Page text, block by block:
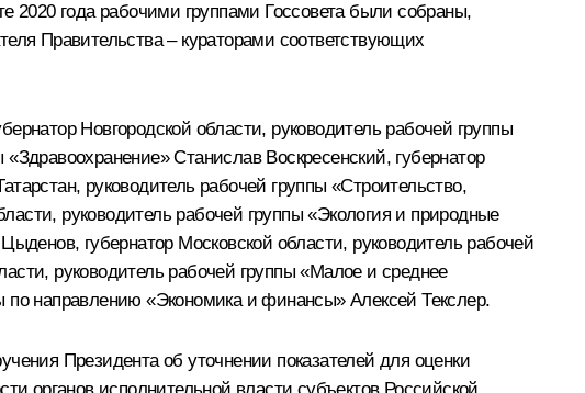
2020 года рабочими группами Госсовета были собраны,
Правительства – кураторами соответствующих
Новгородской области, руководитель рабочей группы
Станислав Воскресенский, губернатор
руководитель рабочей группы «Строительство,
руководитель рабочей группы «Экология и природные
губернатор Московской области, руководитель рабочей
руководитель рабочей группы «Малое и среднее
по направлению «Экономика и финансы» Алексей Текслер.
Президента об уточнении показателей для оценки